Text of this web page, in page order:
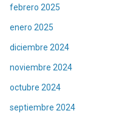
febrero 2025
enero 2025
diciembre 2024
noviembre 2024
octubre 2024
septiembre 2024